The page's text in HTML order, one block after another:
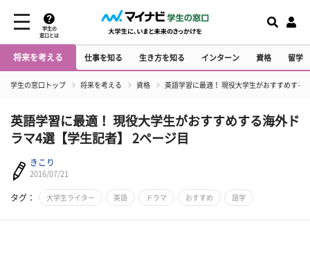
学生の
窓口とは
将来を考える 仕事を知る 生き方を知る インターン 資格 留学
学生の窓口トップ 将来を考える 資格 英語学習に最適！ 現役大学生がおすすめする
英語学習に最適！ 現役大学生がおすすめする海外ド
ラマ4選【学生記者】 2ページ目
きこり
2016/07/21
タグ： 大学生ライター 英語 ドラマ おすすめ 語学